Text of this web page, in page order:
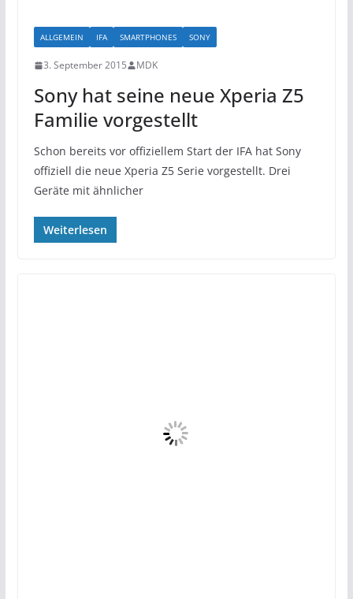
ALLGEMEIN IFA SMARTPHONES SONY
3. September 2015 MDK
Sony hat seine neue Xperia Z5
Familie vorgestellt
Schon bereits vor offiziellem Start der IFA hat Sony
offiziell die neue Xperia Z5 Serie vorgestellt. Drei
Geräte mit ähnlicher
Weiterlesen